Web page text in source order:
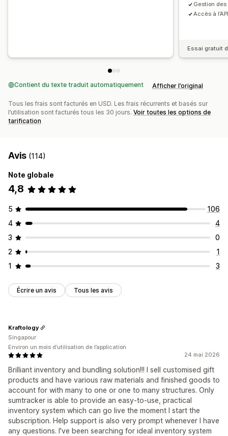
Alertes sur les seuils
Gestion
Accès à
Essai gratuit
Contient du texte traduit automatiquement Afficher l’original
Tous les frais sont facturés en USD. Les frais récurrents et basés sur
l’utilisation sont facturés tous les 30 jours. Voir toutes les options de
tarification
Avis (114)
Note globale
4,8
5
106
4
4
3
0
2
1
1
3
Écrire un avis Tous les avis
24 mai 2026
Brilliant inventory and bundling solution!!! I sell customised gift
products and have various raw materials and finished goods to
account for with many to one or one to many structures. Only
sumtracker is able to provide an easy-to-use, practical
inventory system which can go live the moment I start the
subscription. Help support is also very prompt whenever I have
any questions. I've been searching for ideal inventory system
Kraftology
Singapour
Environ un mois d’utilisation de l’application